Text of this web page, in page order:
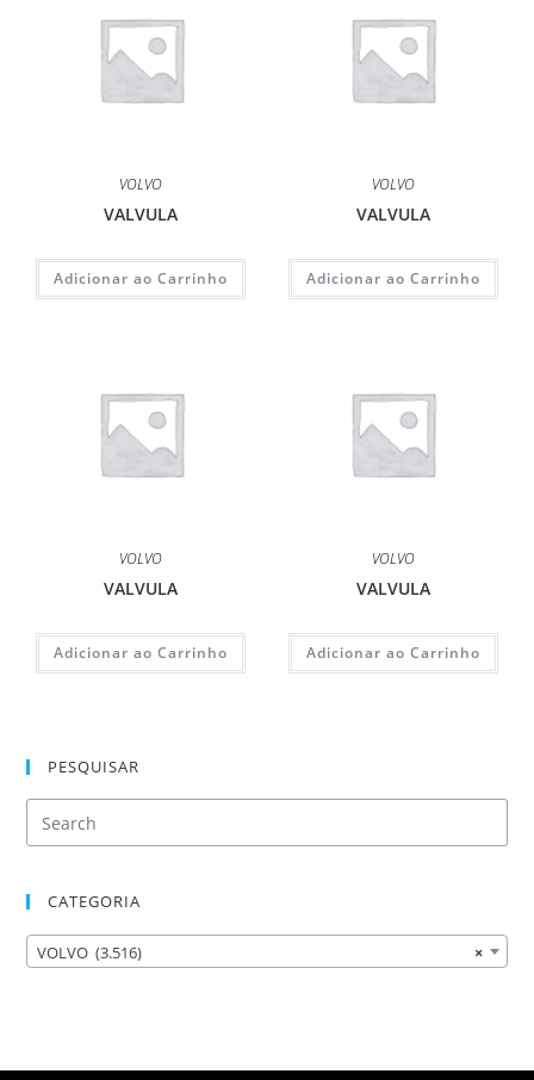
VOLVO
VALVULA
Adicionar ao Carrinho
VOLVO
VALVULA
Adicionar ao Carrinho
VOLVO
VALVULA
Adicionar ao Carrinho
VOLVO
VALVULA
Adicionar ao Carrinho
PESQUISAR
CATEGORIA
×
VOLVO (3.516)